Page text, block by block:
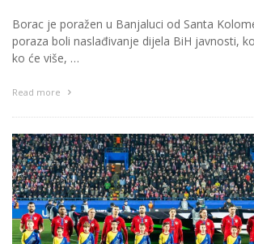
Borac je poražen u Banjaluci od Santa
poraza boli naslađivanje dijela BiH javnosti,
ko će više, …
Read more